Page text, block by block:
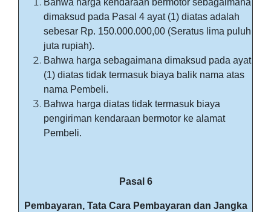
Bahwa harga kendaraan bermotor sebagaimana
dimaksud pada Pasal 4 ayat (1) diatas adalah
sebesar Rp. 150.000.000,00 (Seratus lima puluh
juta rupiah).
Bahwa harga sebagaimana dimaksud pada ayat
(1) diatas tidak termasuk biaya balik nama atas
nama Pembeli.
Bahwa harga diatas tidak termasuk biaya
pengiriman kendaraan bermotor ke alamat
Pembeli.
Pasal 6
Pembayaran, Tata Cara Pembayaran dan Jangka